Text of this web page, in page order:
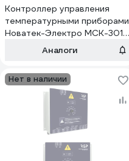
Контроллер управления
температурными приборами
Новатек-Электро МСК-301-
87 3425603301-87
Аналоги
Нет в наличии